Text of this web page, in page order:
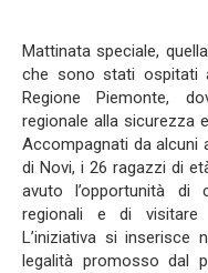
Mattinata speciale,
che sono stati ospitati
Regione Piemonte,
regionale alla sicurezza
Accompagnati da alcuni
di Novi, i 26 ragazzi di
avuto l’opportunità di
regionali e di visitare
L’iniziativa si inserisce
legalità promosso dal